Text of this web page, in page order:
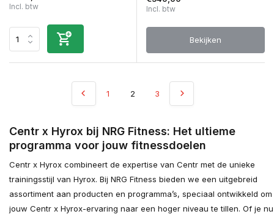
Incl. btw Incl. btw
Bekijken
1 2 3
Centr x Hyrox bij NRG Fitness: Het ultieme
programma voor jouw fitnessdoelen
Centr x Hyrox combineert de expertise van Centr met de unieke
trainingsstijl van Hyrox. Bij NRG Fitness bieden we een uitgebreid
assortiment aan producten en programma’s, speciaal ontwikkeld om
jouw Centr x Hyrox-ervaring naar een hoger niveau te tillen. Of je nu